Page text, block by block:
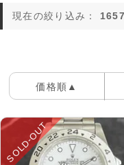
サポート
価格の交渉
アーカイブ
現在の絞り込み：
価格順▲
SOLD-OUT